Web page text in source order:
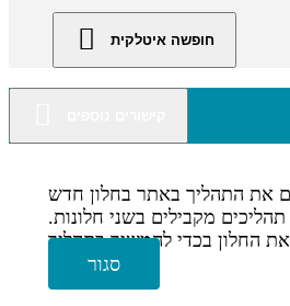
חופשה איטלקית
מקבילים בשני חלונות.
סגור